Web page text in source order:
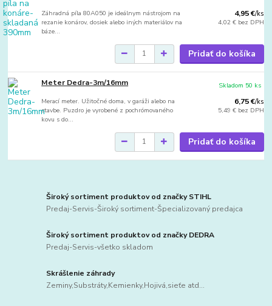
Záhradná píla 80A050 je ideálnym nástrojom na
rezanie konárov, dosiek alebo iných materiálov na
báze...
4,95 €/ks
4,02 € bez DPH
Pridať do košíka
Meter Dedra-3m/16mm
Merací meter. Užitočné doma, v garáži alebo na
stavbe. Puzdro je vyrobené z pochrómovaného
kovu s do...
6,75 €/ks
5,49 € bez DPH
Skladom 50 ks
Pridať do košíka
Široký sortiment produktov od značky STIHL
Predaj-Servis-Široký sortiment-Špecializovaný predajca
Široký sortiment produktov od značky DEDRA
Predaj-Servis-všetko skladom
Skrášlenie záhrady
Zeminy,Substráty,Kemienky,Hojivá,sieťe atd...